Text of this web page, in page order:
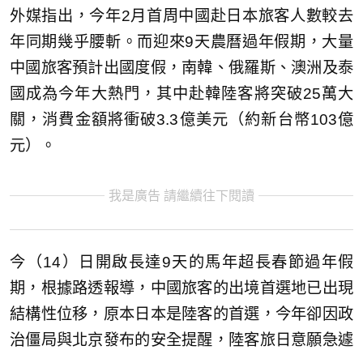
外媒指出，今年2月首周中國赴日本旅客人數較去
年同期幾乎腰斬。而迎來9天農曆過年假期，大量
中國旅客預計出國度假，南韓、俄羅斯、澳洲及泰
國成為今年大熱門，其中赴韓陸客將突破25萬大
關，消費金額將衝破3.3億美元（約新台幣103億
元）。
我是廣告 請繼續往下閱讀
今（14）日開啟長達9天的馬年超長春節過年假
期，根據路透報導，中國旅客的出境首選地已出現
結構性位移，原本日本是陸客的首選，今年卻因政
治僵局與北京發布的安全提醒，陸客旅日意願急遽